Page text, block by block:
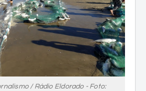
/ Rádio Eldorado - Foto: